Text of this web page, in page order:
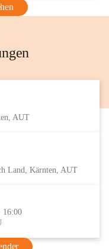
AUT
Land, Kärnten, AUT
16:00